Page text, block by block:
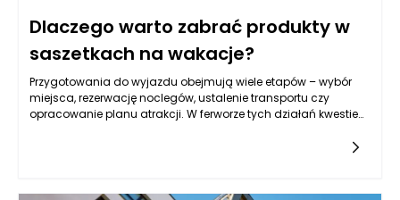
Dlaczego warto zabrać produkty w
saszetkach na wakacje?
Przygotowania do wyjazdu obejmują wiele etapów – wybór
miejsca, rezerwację noclegów, ustalenie transportu czy
opracowanie planu atrakcji. W ferworze tych działań kwestie
właśnie one mogą zadecydować o przebiegu wypoczynku.
momencie potrafią skutecznie zakłócić nawet najlepiej